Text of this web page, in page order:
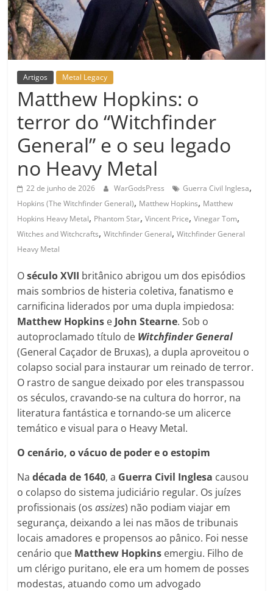
Artigos Metal Legacy
Matthew Hopkins: o
terror do “Witchfinder
General” e o seu legado
no Heavy Metal
22 de junho de 2026 WarGodsPress Guerra Civil Inglesa,
Hopkins (The Witchfinder General), Matthew Hopkins, Matthew
Hopkins Heavy Metal, Phantom Star,Vincent Price,Vinegar Tom,
Witches and Witchcrafts,Witchfinder General,Witchfinder General
Heavy Metal
Oséculo XVII britânico abrigou um dos episódios
mais sombrios de histeria coletiva, fanatismo e
carnificina liderados por uma dupla impiedosa:
Matthew Hopkins e John Stearne. Sob o
autoproclamado título de Witchfinder General
(General Caçador de Bruxas), a dupla aproveitou o
colapso social para instaurar um reinado de terror.
O rastro de sangue deixado por eles transpassou
os séculos, cravando-se na cultura do horror, na
literatura fantástica e tornando-se um alicerce
temático e visual para o Heavy Metal.
O cenário, o vácuo de poder e o estopim
Nadécada de 1640, a Guerra Civil Inglesa causou
o colapso do sistema judiciário regular. Os juízes
profissionais (osassizes) não podiam viajar em
segurança, deixando a lei nas mãos de tribunais
locais amadores e propensos ao pânico. Foi nesse
cenário que Matthew Hopkins emergiu. Filho de
um clérigo puritano, ele era um homem de posses
modestas, atuando como um advogado